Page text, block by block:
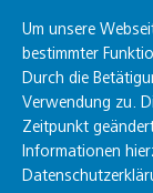
Um unsere
bestimmter
Durch die
Verwendung zu.
Zeitpunkt
Informationen